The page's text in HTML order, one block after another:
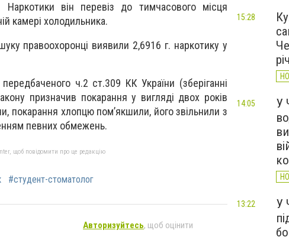
він перевіз до тимчасового місця
камері холодильника.
правоохоронці виявили 2,6916 г. наркотику у
ч.2 ст.309 КК України (зберіганні
призначив покарання у вигляді двох років
покарання хлопцю пом’якшили, його звільнили з
певних обмежень.
щоб повідомити про це редакцію
#студент-стоматолог
Авторизуйтесь, щоб оцінити
15:28
У
14:05
У
13:22